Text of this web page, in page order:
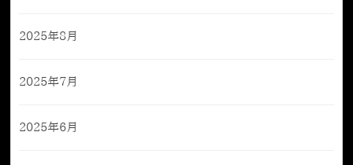
2025年8月
2025年7月
2025年6月